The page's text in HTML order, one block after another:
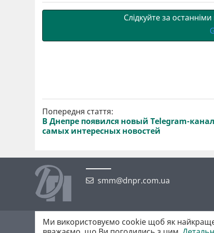
Слідкуйте за
Попередня стаття:
В Днепре появился новый Telegram-канал
самых интересных новостей
smm@dnpr.com.ua
©2026 https://dnpr.com.ua Дніпровська порадниця
Всі права захищені. При повному або частковому
Ми використовуємо cookie щоб як